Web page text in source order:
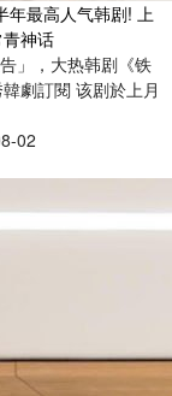
年最高人气韩剧! 上
神话
」，大热韩剧《铁
劇訂閱 该剧於上月
02